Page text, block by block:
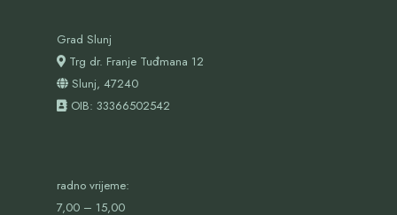
Grad Slunj
Trg dr. Franje Tuđmana 12
Slunj, 47240
OIB: 33366502542
radno vrijeme:
7,00 – 15,00